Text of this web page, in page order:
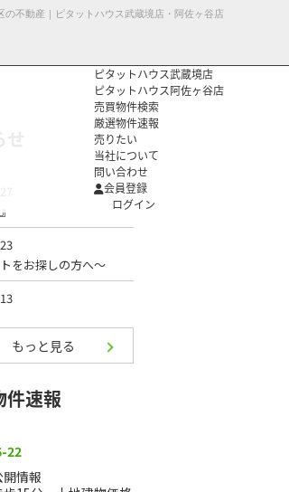
不動産｜ピタットハウス武蔵境店・阿佐ヶ谷店
ピタットハウス武蔵境店
ピタットハウス阿佐ヶ谷店
売買物件検索
厳選物件速報
売りたい
当社について
問い合わせ
会員登録
ログイン
もっと見る
件速報